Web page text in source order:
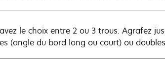
le choix entre 2 ou 3 trous. Agrafez
(angle du bord long ou court) ou